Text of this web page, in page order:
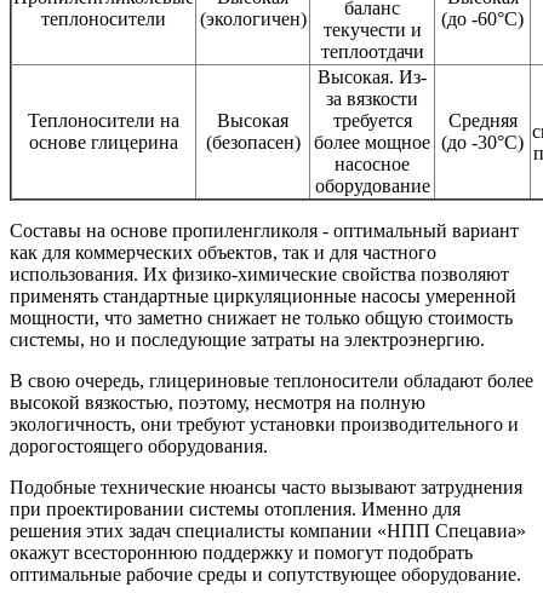
теплоносители
(экологичен)
баланс
текучести и
теплоотдачи
(до -60°C)
Теплоносители на
основе глицерина
Высокая
(безопасен)
Высокая. Из-
за вязкости
требуется
более мощное
насосное
оборудование
Средняя
(до -30°C)
Составы на основе пропиленгликоля - оптимальный вариант
как для коммерческих объектов, так и для частного
использования. Их физико-химические свойства позволяют
применять стандартные циркуляционные насосы умеренной
мощности, что заметно снижает не только общую стоимость
системы, но и последующие затраты на электроэнергию.
В свою очередь, глицериновые теплоносители обладают более
высокой вязкостью, поэтому, несмотря на полную
экологичность, они требуют установки производительного и
дорогостоящего оборудования.
Подобные технические нюансы часто вызывают затруднения
при проектировании системы отопления. Именно для
решения этих задач специалисты компании «НПП Спецавиа»
окажут всестороннюю поддержку и помогут подобрать
оптимальные рабочие среды и сопутствующее оборудование.